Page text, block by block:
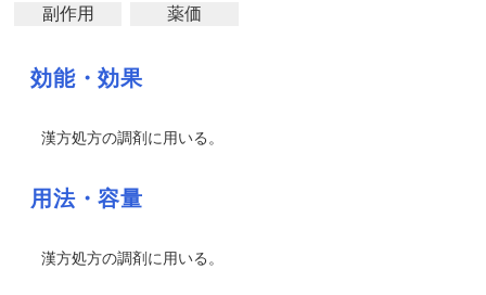
副作用
薬価
効能・効果
漢方処方の調剤に用いる。
用法・容量
漢方処方の調剤に用いる。